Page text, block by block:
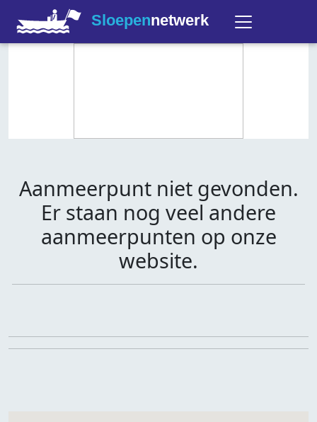
Sloepennetwerk
Aanmeerpunt niet gevonden.
Er staan nog veel andere
aanmeerpunten op onze
website.